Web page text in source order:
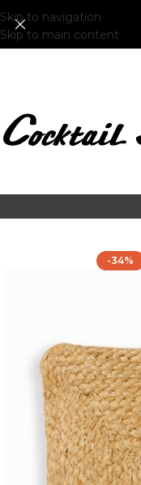
Skip to navigation
Skip to main content
-34%